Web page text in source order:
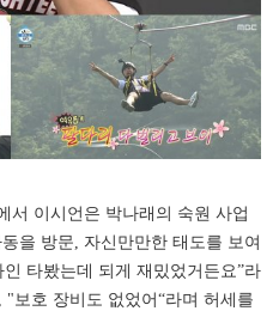
서 이시언은 박나래의 숙원 사업
을 방문, 자신만만한 태도를 보여
타봤는데 되게 재밌었거든요”라
보호 장비도 없었어“라며 허세를